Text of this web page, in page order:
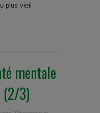
plus vieil
mentale
(2/3)